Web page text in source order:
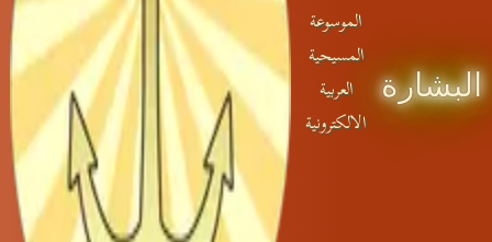
البشارة
الموسوعة
المسيحية
العربية
الالكترونية